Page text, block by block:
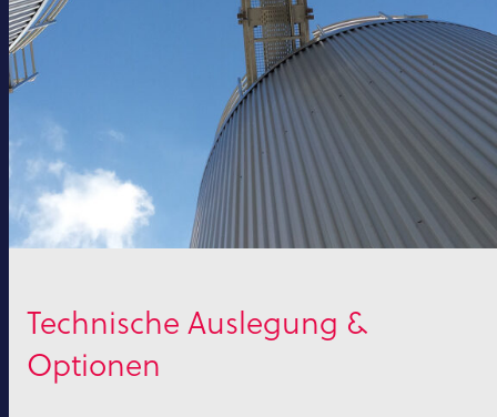
Technische Auslegung &
Optionen